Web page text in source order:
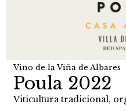
Vino de la Viña de Albares
Poula 2022
Viticultura tradicional,